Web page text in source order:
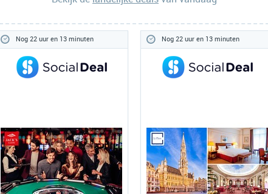
Nog 22 uur en 13 minuten Nog 22 uur en 13 minuten